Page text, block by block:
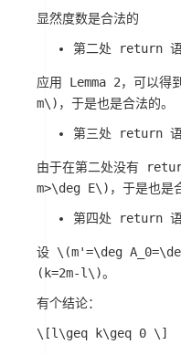
显然度数是合法的
第二处 return 语
应用 Lemma 2，可以得
m\) ，于是也是合法的。
第三处 return 语
由于在第二处没有
m>\deg E\) ，于是也是
第四处 return 语
设 \(m'=\deg
(k=2m-l\)。
有个结论：
\[l\geq k\geq 0 \]